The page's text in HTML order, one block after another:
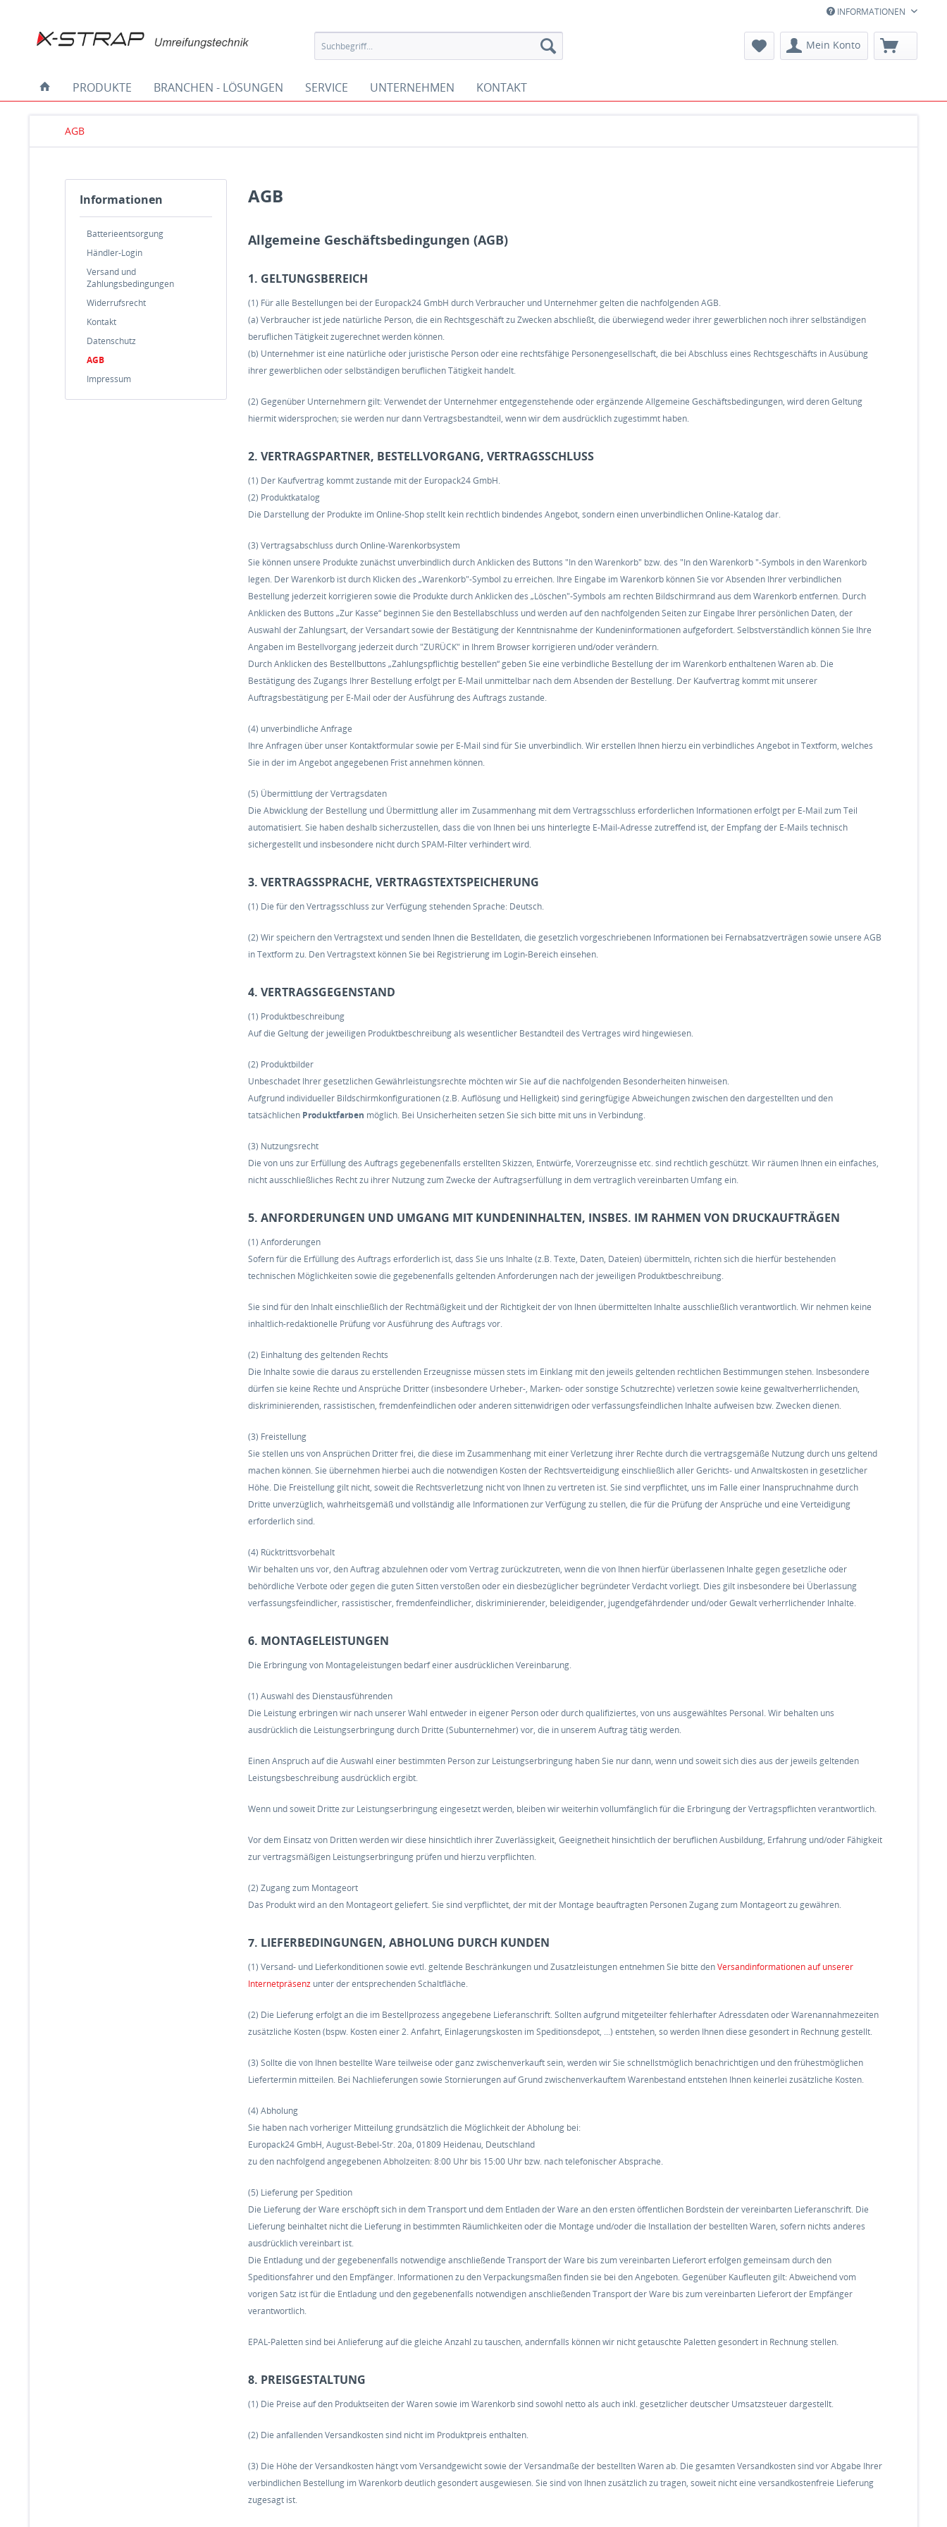
INFORMATIONEN
Mein Konto
PRODUKTE BRANCHEN - LÖSUNGEN SERVICE UNTERNEHMEN KONTAKT
AGB
Informationen
Batterieentsorgung
Händler-Login
Versand und
Zahlungsbedingungen
Widerrufsrecht
Kontakt
Datenschutz
AGB
Impressum
AGB
Allgemeine Geschäftsbedingungen (AGB)
1. GELTUNGSBEREICH
(1) Für alle Bestellungen bei der Europack24 GmbH durch Verbraucher und Unternehmer gelten die nachfolgenden AGB.
(a) Verbraucher ist jede natürliche Person, die ein Rechtsgeschäft zu Zwecken abschließt, die überwiegend weder ihrer gewerblichen noch ihrer selbständigen
beruflichen Tätigkeit zugerechnet werden können.
(b) Unternehmer ist eine natürliche oder juristische Person oder eine rechtsfähige Personengesellschaft, die bei Abschluss eines Rechtsgeschäfts in Ausübung
ihrer gewerblichen oder selbständigen beruflichen Tätigkeit handelt.
(2) Gegenüber Unternehmern gilt: Verwendet der Unternehmer entgegenstehende oder ergänzende Allgemeine Geschäftsbedingungen, wird deren Geltung
hiermit widersprochen; sie werden nur dann Vertragsbestandteil, wenn wir dem ausdrücklich zugestimmt haben.
2. VERTRAGSPARTNER, BESTELLVORGANG, VERTRAGSSCHLUSS
(1) Der Kaufvertrag kommt zustande mit der Europack24 GmbH.
(2) Produktkatalog
Die Darstellung der Produkte im Online-Shop stellt kein rechtlich bindendes Angebot, sondern einen unverbindlichen Online-Katalog dar.
(3) Vertragsabschluss durch Online-Warenkorbsystem
Sie können unsere Produkte zunächst unverbindlich durch Anklicken des Buttons "In den Warenkorb" bzw. des "In den Warenkorb "-Symbols in den Warenkorb
legen. Der Warenkorb ist durch Klicken des „Warenkorb"-Symbol zu erreichen. Ihre Eingabe im Warenkorb können Sie vor Absenden Ihrer verbindlichen
Bestellung jederzeit korrigieren sowie die Produkte durch Anklicken des „Löschen"-Symbols am rechten Bildschirmrand aus dem Warenkorb entfernen. Durch
Anklicken des Buttons „Zur Kasse“ beginnen Sie den Bestellabschluss und werden auf den nachfolgenden Seiten zur Eingabe Ihrer persönlichen Daten, der
Auswahl der Zahlungsart, der Versandart sowie der Bestätigung der Kenntnisnahme der Kundeninformationen aufgefordert. Selbstverständlich können Sie Ihre
Angaben im Bestellvorgang jederzeit durch "ZURÜCK" in Ihrem Browser korrigieren und/oder verändern.
Durch Anklicken des Bestellbuttons „Zahlungspflichtig bestellen“ geben Sie eine verbindliche Bestellung der im Warenkorb enthaltenen Waren ab. Die
Bestätigung des Zugangs Ihrer Bestellung erfolgt per E-Mail unmittelbar nach dem Absenden der Bestellung. Der Kaufvertrag kommt mit unserer
Auftragsbestätigung per E-Mail oder der Ausführung des Auftrags zustande.
(4) unverbindliche Anfrage
Ihre Anfragen über unser Kontaktformular sowie per E-Mail sind für Sie unverbindlich. Wir erstellen Ihnen hierzu ein verbindliches Angebot in Textform, welches
Sie in der im Angebot angegebenen Frist annehmen können.
(5) Übermittlung der Vertragsdaten
Die Abwicklung der Bestellung und Übermittlung aller im Zusammenhang mit dem Vertragsschluss erforderlichen Informationen erfolgt per E-Mail zum Teil
automatisiert. Sie haben deshalb sicherzustellen, dass die von Ihnen bei uns hinterlegte E-Mail-Adresse zutreffend ist, der Empfang der E-Mails technisch
sichergestellt und insbesondere nicht durch SPAM-Filter verhindert wird.
3. VERTRAGSSPRACHE, VERTRAGSTEXTSPEICHERUNG
(1) Die für den Vertragsschluss zur Verfügung stehenden Sprache: Deutsch.
(2) Wir speichern den Vertragstext und senden Ihnen die Bestelldaten, die gesetzlich vorgeschriebenen Informationen bei Fernabsatzverträgen sowie unsere AGB
in Textform zu. Den Vertragstext können Sie bei Registrierung im Login-Bereich einsehen.
4. VERTRAGSGEGENSTAND
(1) Produktbeschreibung
Auf die Geltung der jeweiligen Produktbeschreibung als wesentlicher Bestandteil des Vertrages wird hingewiesen.
(2) Produktbilder
Unbeschadet Ihrer gesetzlichen Gewährleistungsrechte möchten wir Sie auf die nachfolgenden Besonderheiten hinweisen.
Aufgrund individueller Bildschirmkonfigurationen (z.B. Auflösung und Helligkeit) sind geringfügige Abweichungen zwischen den dargestellten und den
tatsächlichen Produktfarben möglich. Bei Unsicherheiten setzen Sie sich bitte mit uns in Verbindung.
(3) Nutzungsrecht
Die von uns zur Erfüllung des Auftrags gegebenenfalls erstellten Skizzen, Entwürfe, Vorerzeugnisse etc. sind rechtlich geschützt. Wir räumen Ihnen ein einfaches,
nicht ausschließliches Recht zu ihrer Nutzung zum Zwecke der Auftragserfüllung in dem vertraglich vereinbarten Umfang ein.
5. ANFORDERUNGEN UND UMGANG MIT KUNDENINHALTEN, INSBES. IM RAHMEN VON DRUCKAUFTRÄGEN
(1) Anforderungen
Sofern für die Erfüllung des Auftrags erforderlich ist, dass Sie uns Inhalte (z.B. Texte, Daten, Dateien) übermitteln, richten sich die hierfür bestehenden
technischen Möglichkeiten sowie die gegebenenfalls geltenden Anforderungen nach der jeweiligen Produktbeschreibung.
Sie sind für den Inhalt einschließlich der Rechtmäßigkeit und der Richtigkeit der von Ihnen übermittelten Inhalte ausschließlich verantwortlich. Wir nehmen keine
inhaltlich-redaktionelle Prüfung vor Ausführung des Auftrags vor.
(2) Einhaltung des geltenden Rechts
Die Inhalte sowie die daraus zu erstellenden Erzeugnisse müssen stets im Einklang mit den jeweils geltenden rechtlichen Bestimmungen stehen. Insbesondere
dürfen sie keine Rechte und Ansprüche Dritter (insbesondere Urheber-, Marken- oder sonstige Schutzrechte) verletzen sowie keine gewaltverherrlichenden,
diskriminierenden, rassistischen, fremdenfeindlichen oder anderen sittenwidrigen oder verfassungsfeindlichen Inhalte aufweisen bzw. Zwecken dienen.
(3) Freistellung
Sie stellen uns von Ansprüchen Dritter frei, die diese im Zusammenhang mit einer Verletzung ihrer Rechte durch die vertragsgemäße Nutzung durch uns geltend
machen können. Sie übernehmen hierbei auch die notwendigen Kosten der Rechtsverteidigung einschließlich aller Gerichts- und Anwaltskosten in gesetzlicher
Höhe. Die Freistellung gilt nicht, soweit die Rechtsverletzung nicht von Ihnen zu vertreten ist. Sie sind verpflichtet, uns im Falle einer Inanspruchnahme durch
Dritte unverzüglich, wahrheitsgemäß und vollständig alle Informationen zur Verfügung zu stellen, die für die Prüfung der Ansprüche und eine Verteidigung
erforderlich sind.
(4) Rücktrittsvorbehalt
Wir behalten uns vor, den Auftrag abzulehnen oder vom Vertrag zurückzutreten, wenn die von Ihnen hierfür überlassenen Inhalte gegen gesetzliche oder
behördliche Verbote oder gegen die guten Sitten verstoßen oder ein diesbezüglicher begründeter Verdacht vorliegt. Dies gilt insbesondere bei Überlassung
verfassungsfeindlicher, rassistischer, fremdenfeindlicher, diskriminierender, beleidigender, jugendgefährdender und/oder Gewalt verherrlichender Inhalte.
6. MONTAGELEISTUNGEN
Die Erbringung von Montageleistungen bedarf einer ausdrücklichen Vereinbarung.
(1) Auswahl des Dienstausführenden
Die Leistung erbringen wir nach unserer Wahl entweder in eigener Person oder durch qualifiziertes, von uns ausgewähltes Personal. Wir behalten uns
ausdrücklich die Leistungserbringung durch Dritte (Subunternehmer) vor, die in unserem Auftrag tätig werden.
Einen Anspruch auf die Auswahl einer bestimmten Person zur Leistungserbringung haben Sie nur dann, wenn und soweit sich dies aus der jeweils geltenden
Leistungsbeschreibung ausdrücklich ergibt.
Wenn und soweit Dritte zur Leistungserbringung eingesetzt werden, bleiben wir weiterhin vollumfänglich für die Erbringung der Vertragspflichten verantwortlich.
Vor dem Einsatz von Dritten werden wir diese hinsichtlich ihrer Zuverlässigkeit, Geeignetheit hinsichtlich der beruflichen Ausbildung, Erfahrung und/oder Fähigkeit
zur vertragsmäßigen Leistungserbringung prüfen und hierzu verpflichten.
(2) Zugang zum Montageort
Das Produkt wird an den Montageort geliefert. Sie sind verpflichtet, der mit der Montage beauftragten Personen Zugang zum Montageort zu gewähren.
7. LIEFERBEDINGUNGEN, ABHOLUNG DURCH KUNDEN
(1) Versand- und Lieferkonditionen sowie evtl. geltende Beschränkungen und Zusatzleistungen entnehmen Sie bitte denVersandinformationen auf unserer
Internetpräsenz unter der entsprechenden Schaltfläche.
(2) Die Lieferung erfolgt an die im Bestellprozess angegebene Lieferanschrift. Sollten aufgrund mitgeteilter fehlerhafter Adressdaten oder Warenannahmezeiten
zusätzliche Kosten (bspw. Kosten einer 2. Anfahrt, Einlagerungskosten im Speditionsdepot, ...) entstehen, so werden Ihnen diese gesondert in Rechnung gestellt.
(3) Sollte die von Ihnen bestellte Ware teilweise oder ganz zwischenverkauft sein, werden wir Sie schnellstmöglich benachrichtigen und den frühestmöglichen
Liefertermin mitteilen. Bei Nachlieferungen sowie Stornierungen auf Grund zwischenverkauftem Warenbestand entstehen Ihnen keinerlei zusätzliche Kosten.
(4) Abholung
Sie haben nach vorheriger Mitteilung grundsätzlich die Möglichkeit der Abholung bei:
Europack24 GmbH, August-Bebel-Str. 20a, 01809 Heidenau, Deutschland
zu den nachfolgend angegebenen Abholzeiten: 8:00 Uhr bis 15:00 Uhr bzw. nach telefonischer Absprache.
(5) Lieferung per Spedition
Die Lieferung der Ware erschöpft sich in dem Transport und dem Entladen der Ware an den ersten öffentlichen Bordstein der vereinbarten Lieferanschrift. Die
Lieferung beinhaltet nicht die Lieferung in bestimmten Räumlichkeiten oder die Montage und/oder die Installation der bestellten Waren, sofern nichts anderes
ausdrücklich vereinbart ist.
Die Entladung und der gegebenenfalls notwendige anschließende Transport der Ware bis zum vereinbarten Lieferort erfolgen gemeinsam durch den
Speditionsfahrer und den Empfänger. Informationen zu den Verpackungsmaßen finden sie bei den Angeboten. Gegenüber Kaufleuten gilt: Abweichend vom
vorigen Satz ist für die Entladung und den gegebenenfalls notwendigen anschließenden Transport der Ware bis zum vereinbarten Lieferort der Empfänger
verantwortlich.
EPAL-Paletten sind bei Anlieferung auf die gleiche Anzahl zu tauschen, andernfalls können wir nicht getauschte Paletten gesondert in Rechnung stellen.
8. PREISGESTALTUNG
(1) Die Preise auf den Produktseiten der Waren sowie im Warenkorb sind sowohl netto als auch inkl. gesetzlicher deutscher Umsatzsteuer dargestellt.
(2) Die anfallenden Versandkosten sind nicht im Produktpreis enthalten.
(3) Die Höhe der Versandkosten hängt vom Versandgewicht sowie der Versandmaße der bestellten Waren ab. Die gesamten Versandkosten sind vor Abgabe Ihrer
verbindlichen Bestellung im Warenkorb deutlich gesondert ausgewiesen. Sie sind von Ihnen zusätzlich zu tragen, soweit nicht eine versandkostenfreie Lieferung
zugesagt ist.